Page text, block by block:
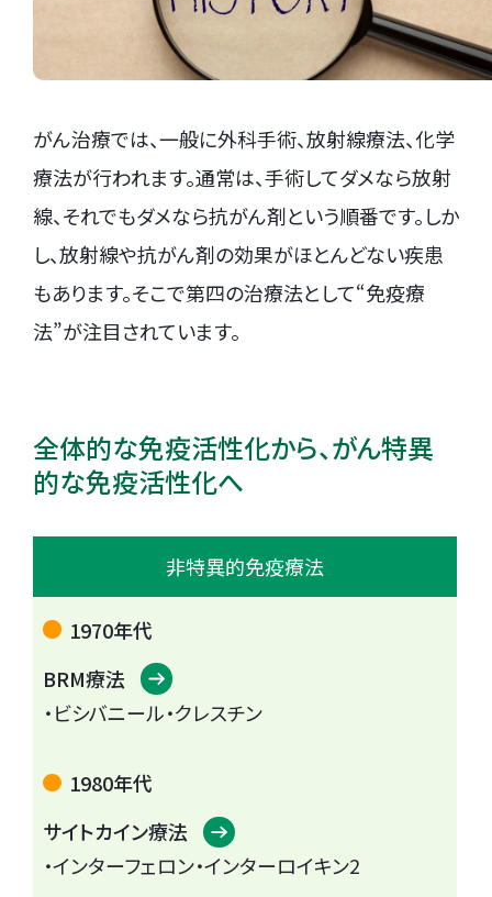
がん治療では、一般に外科手術、放射線療法、化学
療法が行われます。通常は、手術してダメなら放射
線、それでもダメなら抗がん剤という順番です。しか
し、放射線や抗がん剤の効果がほとんどない疾患
もあります。そこで第四の治療法として“免疫療
法”が注目されています。
全体的な免疫活性化から、がん特異
的な免疫活性化へ
非特異的免疫療法
1970年代
BRM療法
・ビシバニール・クレスチン
1980年代
サイトカイン療法
・インターフェロン・インターロイキン2